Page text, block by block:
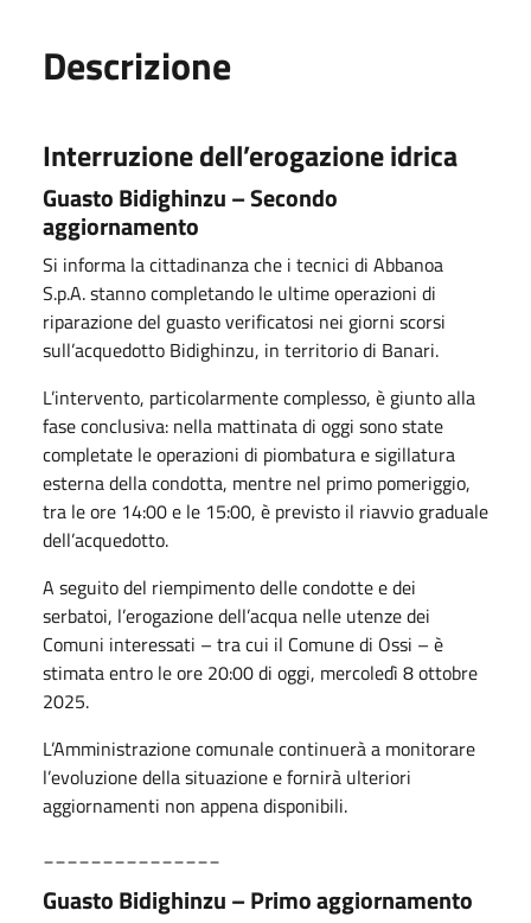
Descrizione
Interruzione dell’erogazione idrica
Guasto Bidighinzu – Secondo
aggiornamento
Si informa la cittadinanza che i tecnici di Abbanoa
S.p.A. stanno completando le ultime operazioni di
riparazione del guasto verificatosi nei giorni scorsi
sull’acquedotto Bidighinzu, in territorio di Banari.
L’intervento, particolarmente complesso, è giunto alla
fase conclusiva: nella mattinata di oggi sono state
completate le operazioni di piombatura e sigillatura
esterna della condotta, mentre nel primo pomeriggio,
tra le ore 14:00 e le 15:00, è previsto il riavvio graduale
dell’acquedotto.
A seguito del riempimento delle condotte e dei
serbatoi, l’erogazione dell’acqua nelle utenze dei
Comuni interessati – tra cui il Comune di Ossi – è
stimata entro le ore 20:00 di oggi, mercoledì 8 ottobre
2025.
L’Amministrazione comunale continuerà a monitorare
l’evoluzione della situazione e fornirà ulteriori
aggiornamenti non appena disponibili.
Guasto Bidighinzu – Primo aggiornamento